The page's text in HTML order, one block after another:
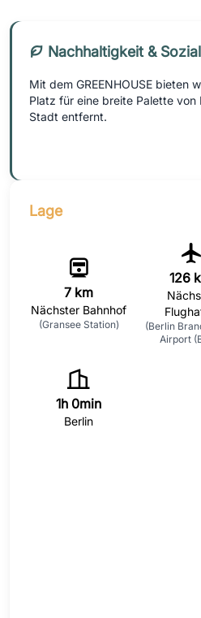
Nachhaltigkeit &
Mit dem GREENHOUSE bieten
Platz für eine breite Palette
Stadt entfernt.
Lage
7 km
Nächster Bahnhof
(Gransee Station)
126
(Berlin
Airport
1h 0min
Berlin